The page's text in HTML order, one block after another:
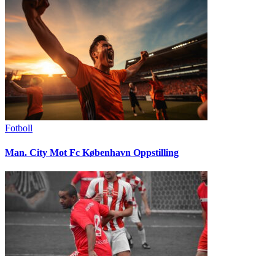
Fotboll
Man. City Mot Fc København Oppstilling